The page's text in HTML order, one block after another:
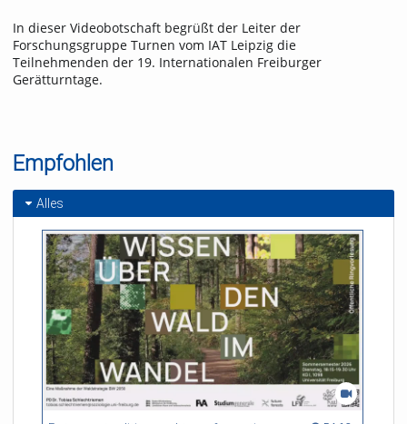
In dieser Videobotschaft begrüßt der Leiter der
Forschungsgruppe Turnen vom IAT Leipzig die
Teilnehmenden der 19. Internationalen Freiburger
Gerätturntage.
Empfohlen
Alles